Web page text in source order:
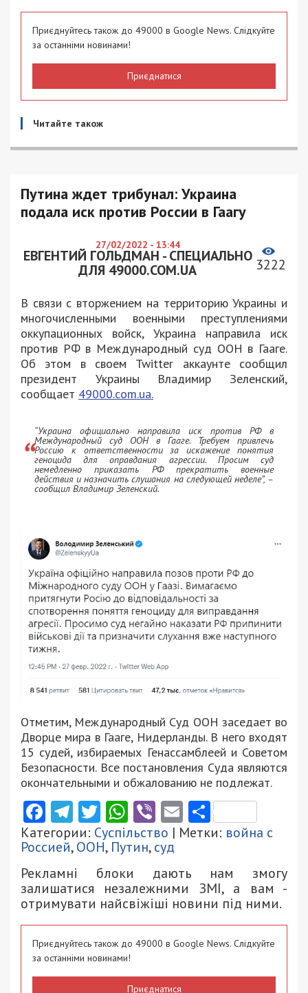
Приєднуйтесь також до 49000 в Google News. Слідкуйте
за останніми новинами!
Приєднатися
Читайте також
Путина ждет трибунал: Украина
подала иск против России в Гаагу
27/02/2022 - 13:44
ЕВГЕНТИЙ ГОЛЬДМАН - СПЕЦИАЛЬНО
ДЛЯ 49000.COM.UA
3222
В связи с вторжением на территорию Украины и
многочисленными военными преступлениями
оккупационных войск, Украина направила иск
против РФ в Международный суд ООН в Гааге.
Об этом в своем Twitter аккаунте сообщил
президент Украины Владимир Зеленский,
сообщает 49000.com.ua.
“Украина официально направила иск против РФ в
Международный суд ООН в Гааге. Требуем привлечь
Россию к ответственности за искажение понятия
геноцида для оправдания агрессии. Просим суд
немедленно приказать РФ прекратить военные
действия и назначить слушания на следующей неделе”, –
сообщил Владимир Зеленский.
Отметим, Международный Суд ООН заседает во
Дворце мира в Гааге, Нидерланды. В него входят
15 судей, избираемых Генассамблеей и Советом
Безопасности. Все постановления Суда являются
окончательными и обжалованию не подлежат.
Facebook
Telegram
Twitter
WhatsApp
ViberEmail
Категории: Суспільство | Метки: война с
Россией,ООН, Путин,суд
Рекламні блоки дають нам змогу
залишатися незалежними ЗМІ, а вам -
отримувати найсвіжіші новини під ними.
Приєднуйтесь також до 49000 в Google News. Слідкуйте
за останніми новинами!
Приєднатися